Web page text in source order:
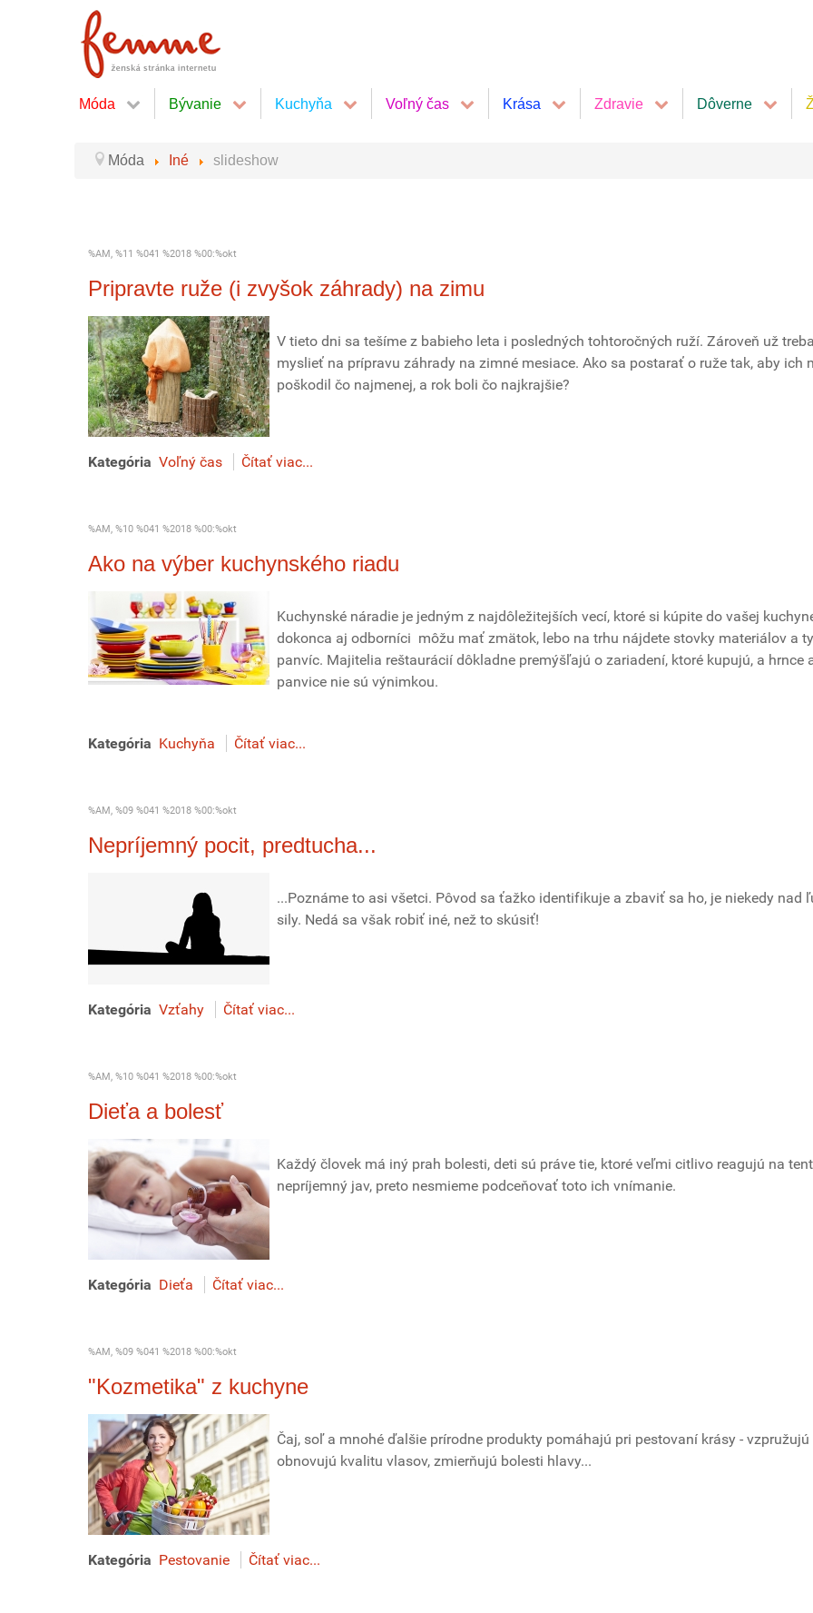
Móda Bývanie Kuchyňa Voľný čas Krása Zdravie Dôverne
Móda Iné slideshow
%AM, %11 %041 %2018 %00:%okt
Pripravte ruže (i zvyšok záhrady) na zimu
V tieto dni sa tešíme z babieho leta i posledných tohtoročných ruží. Zároveň už treba
myslieť na prípravu záhrady na zimné mesiace. Ako sa postarať o ruže tak, aby ich
poškodil čo najmenej, a rok boli čo najkrajšie?
Kategória Voľný čas Čítať viac...
%AM, %10 %041 %2018 %00:%okt
Ako na výber kuchynského riadu
Kuchynské náradie je jedným z najdôležitejších vecí, ktoré si kúpite do vašej
dokonca aj odborníci môžu mať zmätok, lebo na trhu nájdete stovky materiálov a
panvíc. Majitelia reštaurácií dôkladne premýšľajú o zariadení, ktoré kupujú, a hrnce
panvice nie sú výnimkou.
Kategória Kuchyňa Čítať viac...
%AM, %09 %041 %2018 %00:%okt
Nepríjemný pocit, predtucha...
...Poznáme to asi všetci. Pôvod sa ťažko identifikuje a zbaviť sa ho, je niekedy nad
sily. Nedá sa však robiť iné, než to skúsiť!
Kategória Vzťahy Čítať viac...
%AM, %10 %041 %2018 %00:%okt
Dieťa a bolesť
Každý človek má iný prah bolesti, deti sú práve tie, ktoré veľmi citlivo reagujú na
nepríjemný jav, preto nesmieme podceňovať toto ich vnímanie.
Kategória Dieťa Čítať viac...
%AM, %09 %041 %2018 %00:%okt
"Kozmetika" z kuchyne
Čaj, soľ a mnohé ďalšie prírodne produkty pomáhajú pri pestovaní krásy - vzpružujú
obnovujú kvalitu vlasov, zmierňujú bolesti hlavy...
Kategória Pestovanie Čítať viac...